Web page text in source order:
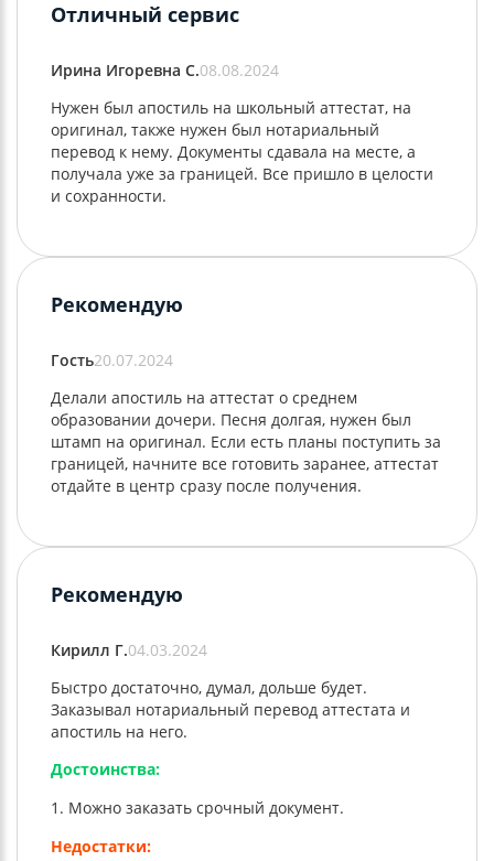
Отличный сервис
Ирина Игоревна С.08.08.2024
Нужен был апостиль на школьный аттестат, на
оригинал, также нужен был нотариальный
перевод к нему. Документы сдавала на месте, а
получала уже за границей. Все пришло в целости
и сохранности.
Рекомендую
Гость20.07.2024
Делали апостиль на аттестат о среднем
образовании дочери. Песня долгая, нужен был
штамп на оригинал. Если есть планы поступить за
границей, начните все готовить заранее, аттестат
отдайте в центр сразу после получения.
Рекомендую
Кирилл Г.04.03.2024
Быстро достаточно, думал, дольше будет.
Заказывал нотариальный перевод аттестата и
апостиль на него.
Достоинства:
Можно заказать срочный документ.
Недостатки: